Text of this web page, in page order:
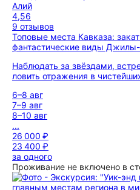
Алий
4,56
9 отзывов
Топовые места Кавказа:
фантастические виды
Наблюдать за звёздами,
ловить отражения в
6–8 авг
7–9 авг
8–10 авг
...
26 000 ₽
23 400 ₽
за одного
Проживание не включено в